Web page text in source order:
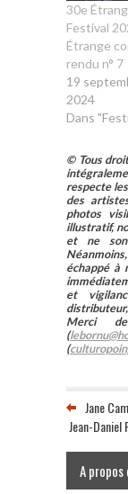
30e
Festival
Étrange
rendu n° 7
19
2024
Dans
© Tous
respecte
des
photos
illustratif,
et ne
échappé à
et
Merci
(
(
Jane
Jean-
A